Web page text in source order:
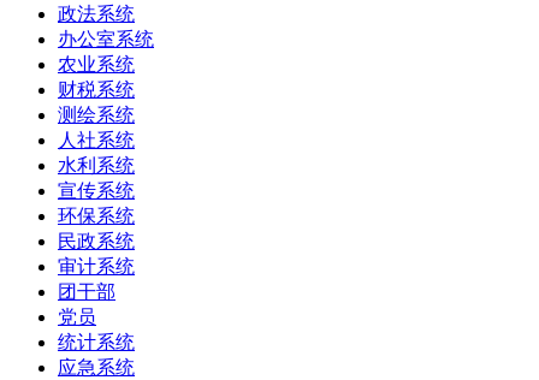
政法系统
办公室系统
农业系统
财税系统
测绘系统
人社系统
水利系统
宣传系统
环保系统
民政系统
审计系统
团干部
党员
统计系统
应急系统